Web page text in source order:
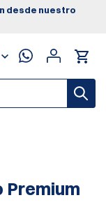
desde nuestro
Premium